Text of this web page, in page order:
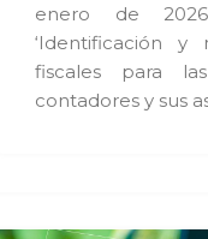
enero de
‘Identificación y
fiscales para
contadores y sus